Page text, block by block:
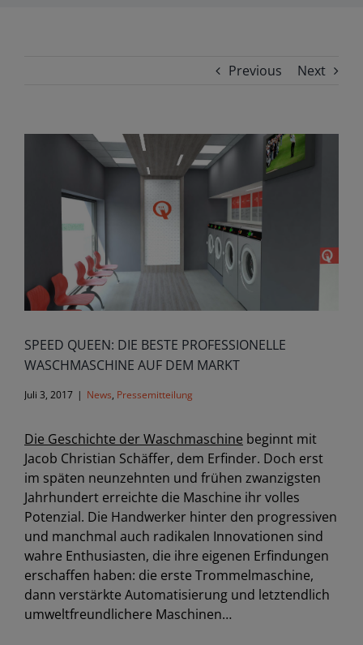
Previous Next
SPEED QUEEN: DIE BESTE PROFESSIONELLE
WASCHMASCHINE AUF DEM MARKT
Juli 3, 2017 | News, Pressemitteilung
Die Geschichte der Waschmaschine beginnt mit
Jacob Christian Schäffer, dem Erfinder. Doch erst
im späten neunzehnten und frühen zwanzigsten
Jahrhundert erreichte die Maschine ihr volles
Potenzial. Die Handwerker hinter den progressiven
und manchmal auch radikalen Innovationen sind
wahre Enthusiasten, die ihre eigenen Erfindungen
erschaffen haben: die erste Trommelmaschine,
dann verstärkte Automatisierung und letztendlich
umweltfreundlichere Maschinen…